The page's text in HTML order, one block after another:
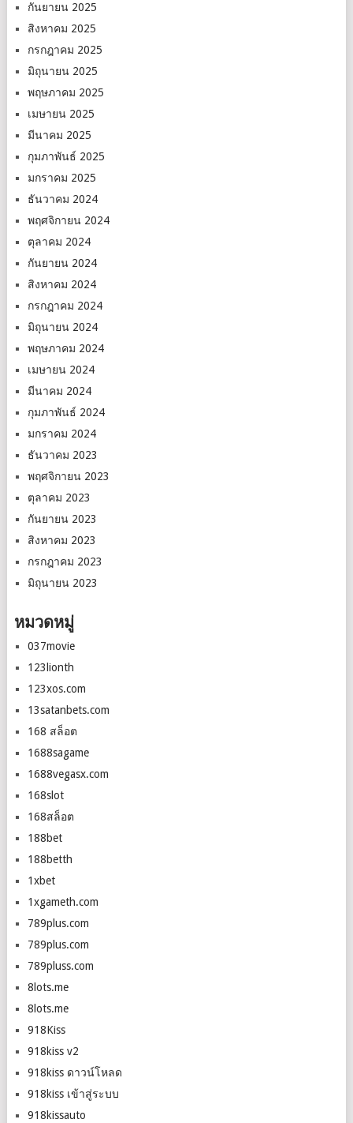
กันยายน 2025
สิงหาคม 2025
กรกฎาคม 2025
มิถุนายน 2025
พฤษภาคม 2025
เมษายน 2025
มีนาคม 2025
กุมภาพันธ์ 2025
มกราคม 2025
ธันวาคม 2024
พฤศจิกายน 2024
ตุลาคม 2024
กันยายน 2024
สิงหาคม 2024
กรกฎาคม 2024
มิถุนายน 2024
พฤษภาคม 2024
เมษายน 2024
มีนาคม 2024
กุมภาพันธ์ 2024
มกราคม 2024
ธันวาคม 2023
พฤศจิกายน 2023
ตุลาคม 2023
กันยายน 2023
สิงหาคม 2023
กรกฎาคม 2023
มิถุนายน 2023
หมวดหมู่
037movie
123lionth
123xos.com
13satanbets.com
168 สล็อต
1688sagame
1688vegasx.com
168slot
168สล็อต
188bet
188betth
1xbet
1xgameth.com
789plus.com
789plus.com
789pluss.com
8lots.me
8lots.me
918Kiss
918kiss v2
918kiss ดาวน์โหลด
918kiss เข้าสู่ระบบ
918kissauto